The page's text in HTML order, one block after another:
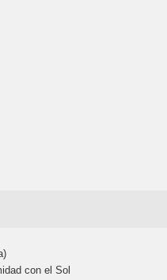
con el Sol